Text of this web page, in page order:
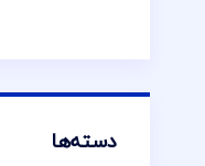
دسته‌ها